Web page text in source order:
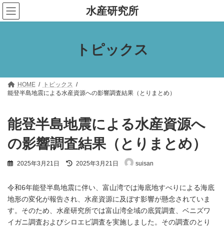
コ
ン
テ
ナ
ビ
ゲ
水産研究所
トピックス
HOME
トピックス
能登半島地震による水産資源への影響調査結果（とりまとめ）
能登半島地震による水産資源へ
の影響調査結果（とりまとめ）
2025年3月21日
最
新
時
:
2025年3月21日 suisan
令和6年能登半島地震に伴い、富山湾では海底地すべりによる海底
地形の変化が報告され、水産資源に及ぼす影響が懸念されていま
す。そのため、水産研究所では富山湾全域の底質調査、ベニズワ
イガニ調査およびシロエビ調査を実施しました。その調査のとり